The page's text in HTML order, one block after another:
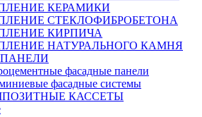
КЕРАМИКИ
СТЕКЛОФИБРОБЕТОНА
КИРПИЧА
НАТУРАЛЬНОГО КАМНЯ
ПАНЕЛИ
фасадные панели
фасадные системы
КАССЕТЫ